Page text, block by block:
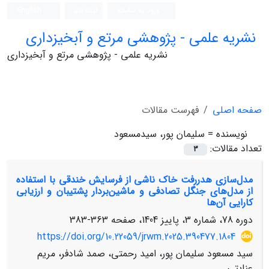
نشریه علمی - پژوهشی مرتع و آبخیزداری
نشریه علمی - پژوهشی مرتع و آبخیزداری
صفحه اصلی
فهرست مقالات
نویسنده = سلیمان پور، سیدمسعود
تعداد مقالات:
3
مدل‌سازی هدررفت خاک ناشی از فرسایش خندقی با استفاده
از مدل‌های جنگل تصادفی و ماشین‌بردار پشتیبان و ارزیابی
کارایی آن‌ها
دوره 78، شماره 3، پاییز 1404، صفحه
363-383
https://doi.org/10.22059/jrwm.2025.390477.1804
سید مسعود سلیمان پور، امید رحمتی، صمد شادفر، مریم